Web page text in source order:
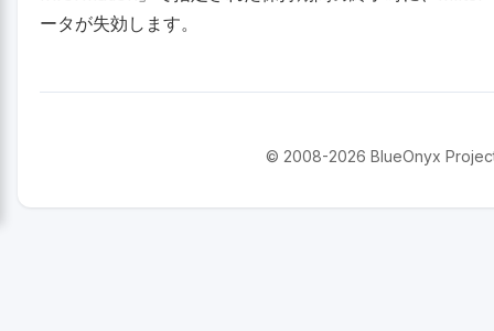
ータが失効します。
© 2008-2026 BlueOnyx